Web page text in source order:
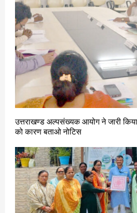
उत्तराखण्ड अल्पसंख्यक आयोग ने जारी
को कारण बताओ नोटिस